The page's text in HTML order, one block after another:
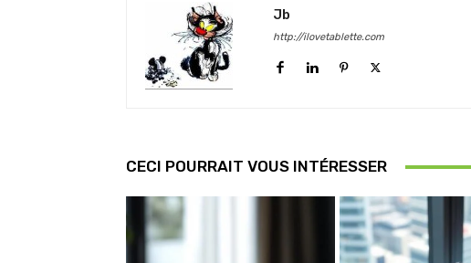
Jb
http://ilovetablette.com
CECI POURRAIT VOUS INTÉRESSER